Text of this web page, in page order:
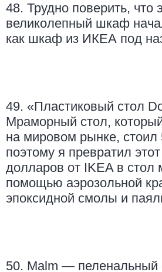
48. Трудно поверить, что
великолепный шкаф
как шкаф из ИКЕА под
49. «Пластиковый стол
Мраморный стол,
на мировом рынке, стоил
поэтому я превратил
долларов от IKEA в стол
помощью аэрозольной
эпоксидной смолы и
50. Malm — пеленальный